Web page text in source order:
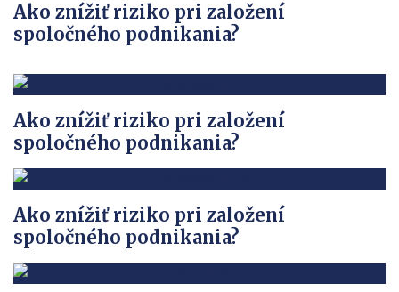
Ako znížiť riziko pri založení
spoločného podnikania?
Ako znížiť riziko pri založení
spoločného podnikania?
Ako znížiť riziko pri založení
spoločného podnikania?